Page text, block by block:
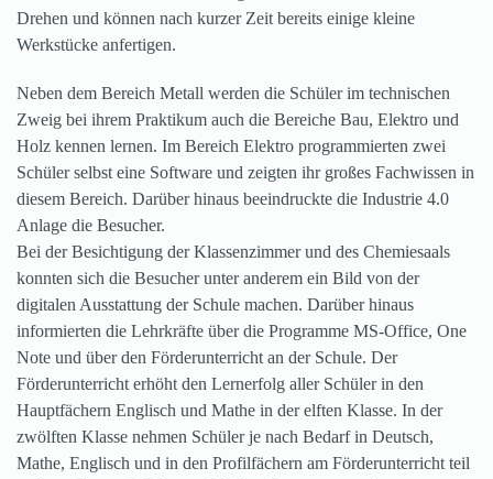
Drehen und können nach kurzer Zeit bereits einige kleine
Werkstücke anfertigen.
Neben dem Bereich Metall werden die Schüler im technischen
Zweig bei ihrem Praktikum auch die Bereiche Bau, Elektro und
Holz kennen lernen. Im Bereich Elektro programmierten zwei
Schüler selbst eine Software und zeigten ihr großes Fachwissen in
diesem Bereich. Darüber hinaus beeindruckte die Industrie 4.0
Anlage die Besucher.
Bei der Besichtigung der Klassenzimmer und des Chemiesaals
konnten sich die Besucher unter anderem ein Bild von der
digitalen Ausstattung der Schule machen. Darüber hinaus
informierten die Lehrkräfte über die Programme MS-Office, One
Note und über den Förderunterricht an der Schule. Der
Förderunterricht erhöht den Lernerfolg aller Schüler in den
Hauptfächern Englisch und Mathe in der elften Klasse. In der
zwölften Klasse nehmen Schüler je nach Bedarf in Deutsch,
Mathe, Englisch und in den Profilfächern am Förderunterricht teil